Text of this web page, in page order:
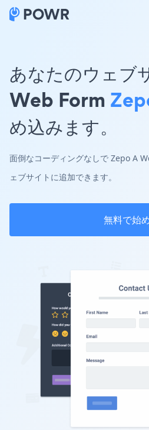
あなたのウェブ
Web Form
め込みます。
面倒なコーディングなしで Zepo A
ェブサイトに追加できます。
無料で始